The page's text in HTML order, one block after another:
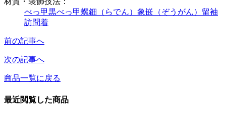
べっ甲黒べっ甲螺鈿（らでん） 象嵌（ぞうがん） 留袖
訪問着
前の記事へ
次の記事へ
商品一覧に戻る
最近閲覧した商品